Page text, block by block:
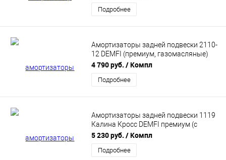
Подробнее
Амортизаторы задней подвески 2110-
12 DEMFI (премиум, газомасляные)
2шт SRC1012
4 790 руб. / Компл
Подробнее
Амортизаторы задней подвески 1119
Калина Кросс DEMFI премиум (с
завышением +15, газомасляные) 2шт
SRC1902
5 230 руб. / Компл
Подробнее